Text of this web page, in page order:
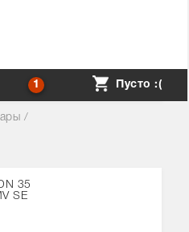
/
35
SE
Пусто :(
1